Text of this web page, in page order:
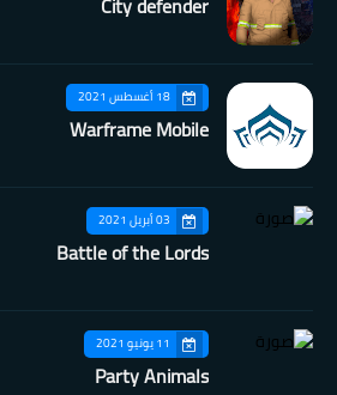
18 أغسطس 2021
Warframe Mobile
03 أبريل 2021
Battle of the Lords
11 يونيو 2021
Party Animals